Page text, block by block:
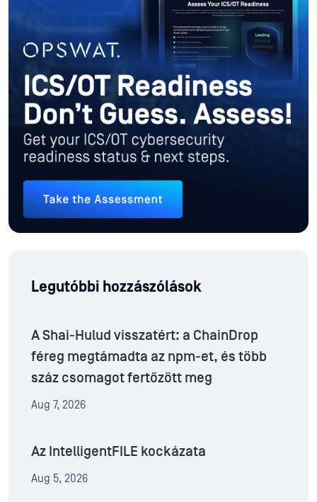
Legutóbbi hozzászólások
A Shai-Hulud visszatért: a ChainDrop
féreg megtámadta az npm-et, és több
száz csomagot fertőzött meg
Aug 7, 2026
Az IntelligentFILE kockázata
Aug 5, 2026